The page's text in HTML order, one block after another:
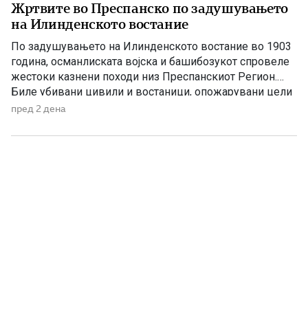
Жртвите во Преспанско по задушувањето
на Илинденското востание
По задушувањето на Илинденското востание во 1903
година, османлиската војска и башибозукот спровеле
жестоки казнени походи низ Преспанскиот Регион.
Биле убивани цивили и востаници, опожарувани цели
села, ограбувани куќи, добиток и летнина, а
планините и во трските покрај Преспанското Езеро.
пред 2 дена